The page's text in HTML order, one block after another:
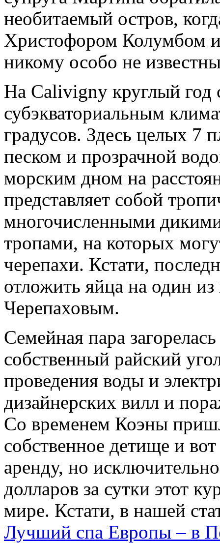
необитаемый остров,
Христофором Колумбом
никому особо не
На Calivigny круглый год
субэкваториальным
градусов. Здесь целых 7
песком и прозрачной
морским дном на
представляет собой
многочисленными
тропами, на которых
черепахи. Кстати,
отложить яйца на один
Черепаховым.
Семейная пара
собственный райский
проведения воды и
дизайнерских вилл и
Со временем Коэны
собственное детище и
аренду, но
долларов за сутки этот
мире. Кстати, в нашей
Лучший спа Европы – в